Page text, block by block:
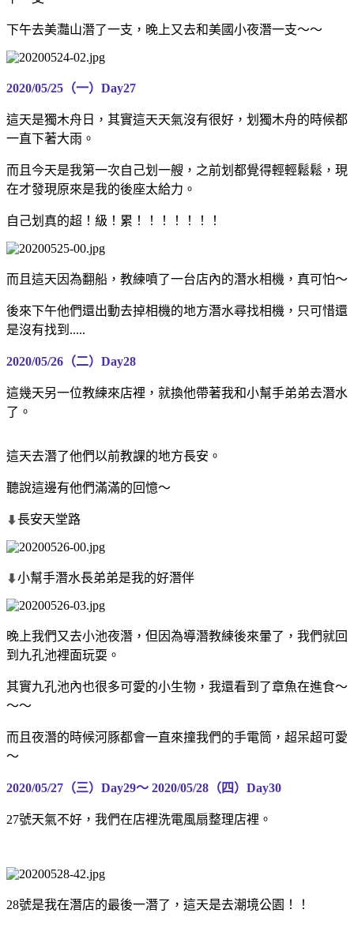
下午去美灩山潛了一支，晚上又去和美國小夜潛一支～～
2020/05/25（一）Day27
這天是獨木舟日，其實這天天氣沒有很好，划獨木舟的時候都
一直下著大雨。
而且今天是我第一次自己划一艘，之前划都覺得輕輕鬆鬆，現
在才發現原來是我的後座太給力。
自己划真的超！級！累！！！！！！！
而且這天因為翻船，教練噴了一台店內的潛水相機，真可怕～
後來下午他們還出動去掉相機的地方潛水尋找相機，只可惜還
是沒有找到.....
2020/05/26（二）Day28
這幾天另一位教練來店裡，就換他帶著我和小幫手弟弟去潛水
了。
這天去潛了他們以前教課的地方長安。
聽說這邊有他們滿滿的回憶～
⬇長安天堂路
⬇小幫手潛水長弟弟是我的好潛伴
晚上我們又去小池夜潛，但因為導潛教練後來暈了，我們就回
到九孔池裡面玩耍。
其實九孔池內也很多可愛的小生物，我還看到了章魚在進食～
～～
而且夜潛的時候河豚都會一直來撞我們的手電筒，超呆超可愛
～
2020/05/27（三）Day29～ 2020/05/28（四）Day30
27號天氣不好，我們在店裡洗電風扇整理店裡。
28號是我在潛店的最後一潛了，這天是去潮境公園！！